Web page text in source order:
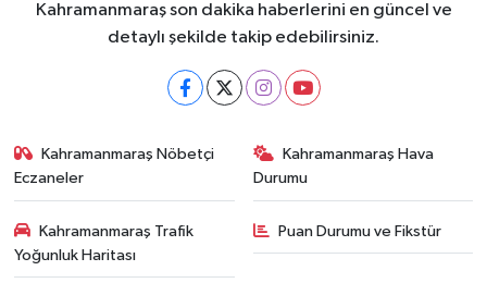
Kahramanmaraş son dakika haberlerini en güncel ve
detaylı şekilde takip edebilirsiniz.
Kahramanmaraş Nöbetçi
Eczaneler
Kahramanmaraş Hava
Durumu
Kahramanmaraş Trafik
Yoğunluk Haritası
Puan Durumu ve Fikstür